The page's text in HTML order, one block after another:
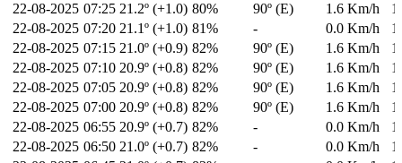
22-08-2025 07:25 21.2º (+1.0) 80% 90º (E) 1.6 Km/h
22-08-2025 07:20 21.1º (+1.0) 81% - 0.0 Km/h
22-08-2025 07:15 21.0º (+0.9) 82% 90º (E) 1.6 Km/h
22-08-2025 07:10 20.9º (+0.8) 82% 90º (E) 1.6 Km/h
22-08-2025 07:05 20.9º (+0.8) 82% 90º (E) 1.6 Km/h
22-08-2025 07:00 20.9º (+0.8) 82% 90º (E) 1.6 Km/h
22-08-2025 06:55 20.9º (+0.7) 82% - 0.0 Km/h
22-08-2025 06:50 21.0º (+0.7) 82% - 0.0 Km/h